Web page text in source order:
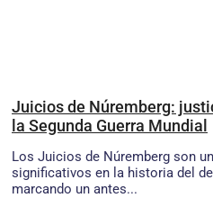
Juicios de Núremberg:
la Segunda Guerra Mundial
Los Juicios de Núremberg son
significativos en la historia del
marcando un antes...